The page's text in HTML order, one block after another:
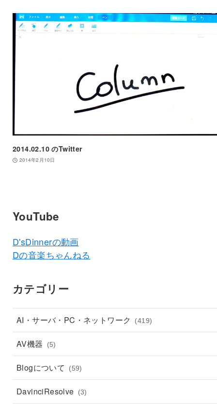
2014.02.10 のTwitter
2014年2月10日
YouTube
D'sDinnerの動画
Dの音楽ちゃんねる
カテゴリー
AI・サーバ・PC・ネットワーク (419)
AV機器 (5)
Blogについて (59)
DavinciResolve (3)